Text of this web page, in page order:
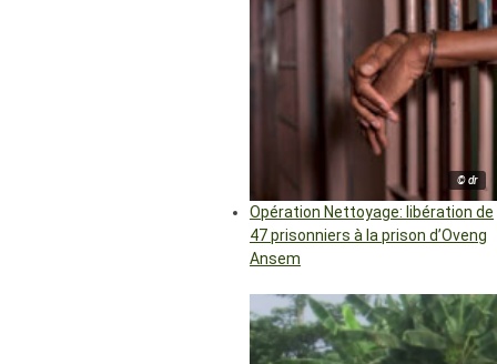
© dr
Opération Nettoyage: libération de
47 prisonniers à la prison d’Oveng
Ansem